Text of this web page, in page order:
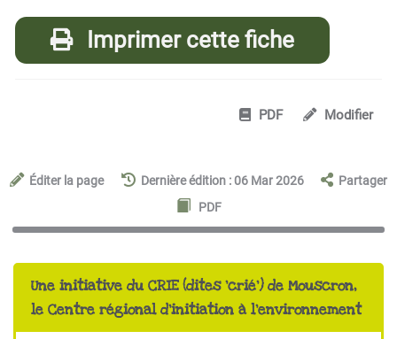
Imprimer cette fiche
PDF Modifier
Éditer la page Dernière édition : 06 Mar 2026
Partager
PDF
Une initiative du CRIE (dites 'crié') de Mouscron,
le Centre régional d'initiation à l'environnement